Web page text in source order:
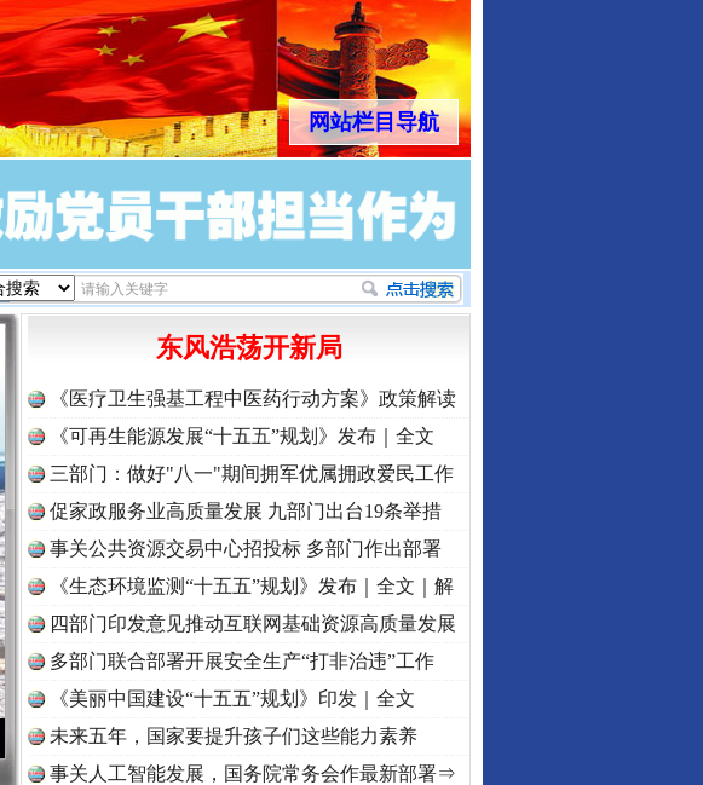
网站栏目导航
折之城”激荡..·[视频] 牢记初心使命 奋进复兴征程丨红船起航处 潮起..
东风浩荡开新局
《医疗卫生强基工程中医药行动方案》政策解读
《可再生能源发展“十五五”规划》发布｜全文
三部门：做好"八一"期间拥军优属拥政爱民工作
促家政服务业高质量发展 九部门出台19条举措
事关公共资源交易中心招投标 多部门作出部署
《生态环境监测“十五五”规划》发布｜全文｜解
读
四部门印发意见推动互联网基础资源高质量发展
多部门联合部署开展安全生产“打非治违”工作
《美丽中国建设“十五五”规划》印发｜全文
未来五年，国家要提升孩子们这些能力素养
事关人工智能发展，国务院常务会作最新部署⇒